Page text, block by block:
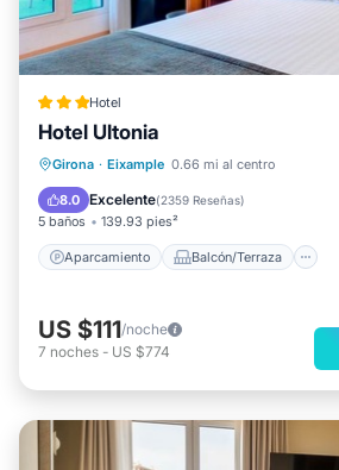
Hotel
Hotel Ultonia
Girona · Eixample 0.66 mi al centro
8.0 Excelente(2359 Reseñas)
5 baños 139.93 pies²
Aparcamiento Balcón/Terraza
Aparcamiento
Balcón/Terraza
Aire acondicionado
US $111/noche
7 noches - US $774